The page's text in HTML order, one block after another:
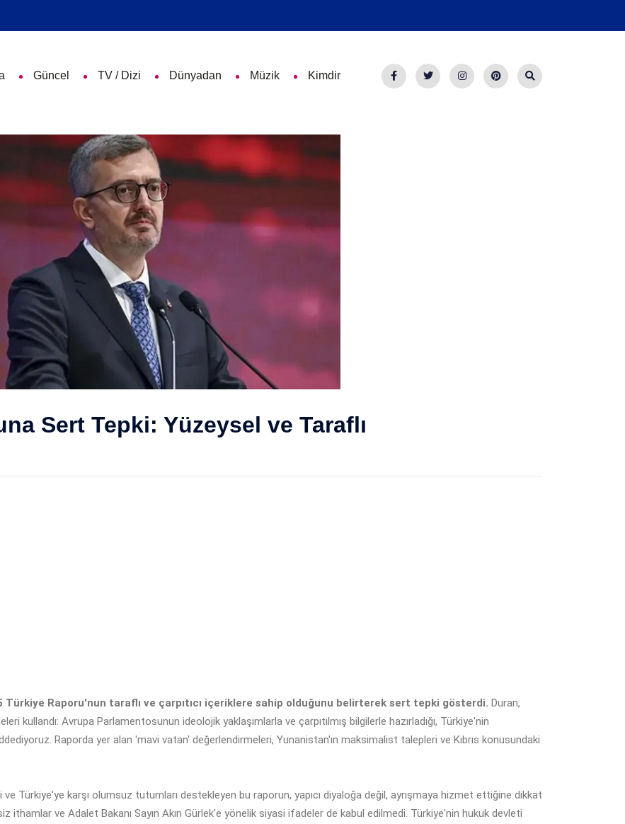
Güncel TV / Dizi Dünyadan Müzik Kimdir
Sert Tepki: Yüzeysel ve Taraflı
Raporu'nun taraflı ve çarpıtıcı içeriklere sahip olduğunu belirterek sert tepki gösterdi. Duran,
kullandı: Avrupa Parlamentosunun ideolojik yaklaşımlarla ve çarpıtılmış bilgilerle hazırladığı, Türkiye'nin
Raporda yer alan 'mavi vatan' değerlendirmeleri, Yunanistan'ın maksimalist talepleri ve Kıbrıs konusundaki
Türkiye'ye karşı olumsuz tutumları destekleyen bu raporun, yapıcı diyaloğa değil, ayrışmaya hizmet ettiğine dikkat
ithamlar ve Adalet Bakanı Sayın Akın Gürlek'e yönelik siyasi ifadeler de kabul edilmedi. Türkiye'nin hukuk devleti